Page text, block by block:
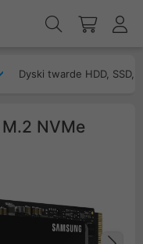
Dyski twarde HDD, SSD,
NVMe